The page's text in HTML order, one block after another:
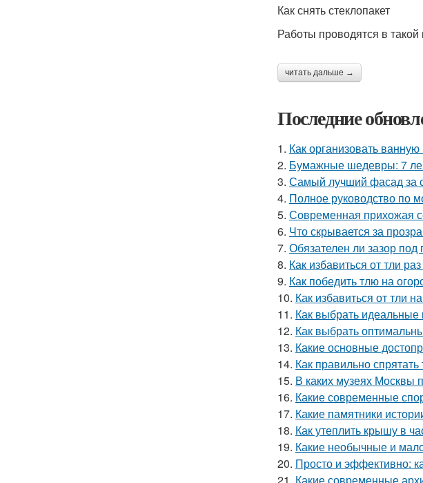
Как снять стеклопакет
Работы проводятся в такой
читать дальше →
Последние
1. Как организовать
2. Бумажные шедевры: 7
3. Самый лучший фасад за
4. Полное руководство по
5. Современная прихожая
6. Что скрывается за
7. Обязателен ли зазор
8. Как избавиться от тли
9. Как победить тлю на
10. Как избавиться от тли
11. Как выбрать идеальные
12. Как выбрать
13. Какие основные
14. Как правильно
15. В каких музеях Москвы
16. Какие современные
17. Какие памятники
18. Как утеплить крышу в
19. Какие необычные и
20. Просто и эффективно: